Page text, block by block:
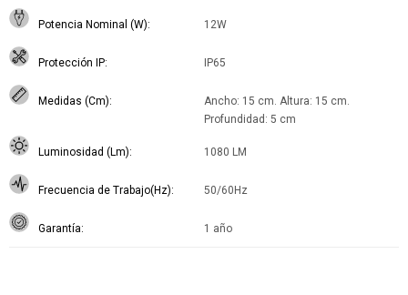
Potencia Nominal (W) 12W
Protección IP IP65
Medidas (Cm)
Ancho: 15 cm. Altura: 15 cm.
Profundidad: 5 cm
Luminosidad (Lm) 1080 LM
Frecuencia de Trabajo(Hz) 50/60Hz
Garantía 1 año